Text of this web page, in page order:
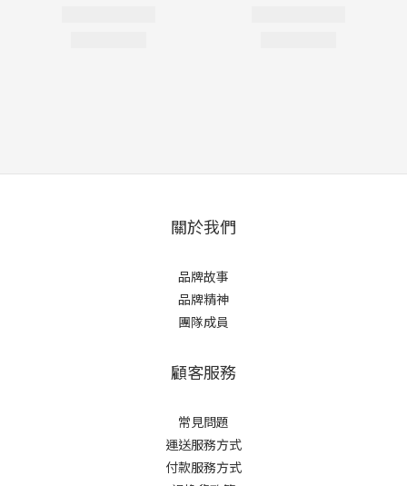
關於我們
品牌故事
品牌精神
團隊成員
顧客服務
常見問題
運送服務方式
付款服務方式